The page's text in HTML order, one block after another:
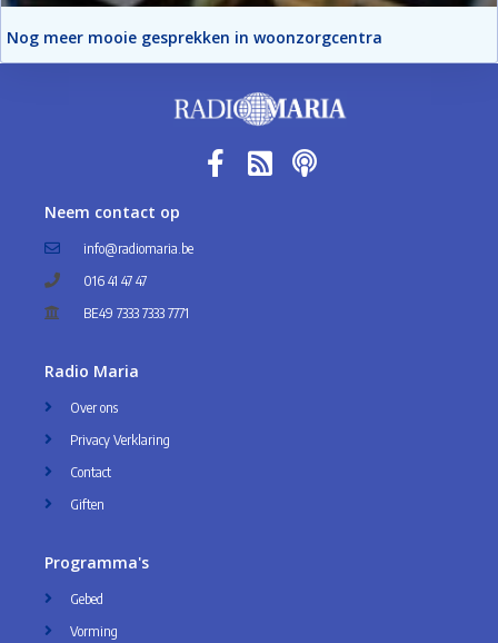
Nog meer mooie gesprekken in woonzorgcentra
Neem contact op
info@radiomaria.be
016 41 47 47
BE49 7333 7333 7771
Radio Maria
Over ons
Privacy Verklaring
Contact
Giften
Programma's
Gebed
Vorming